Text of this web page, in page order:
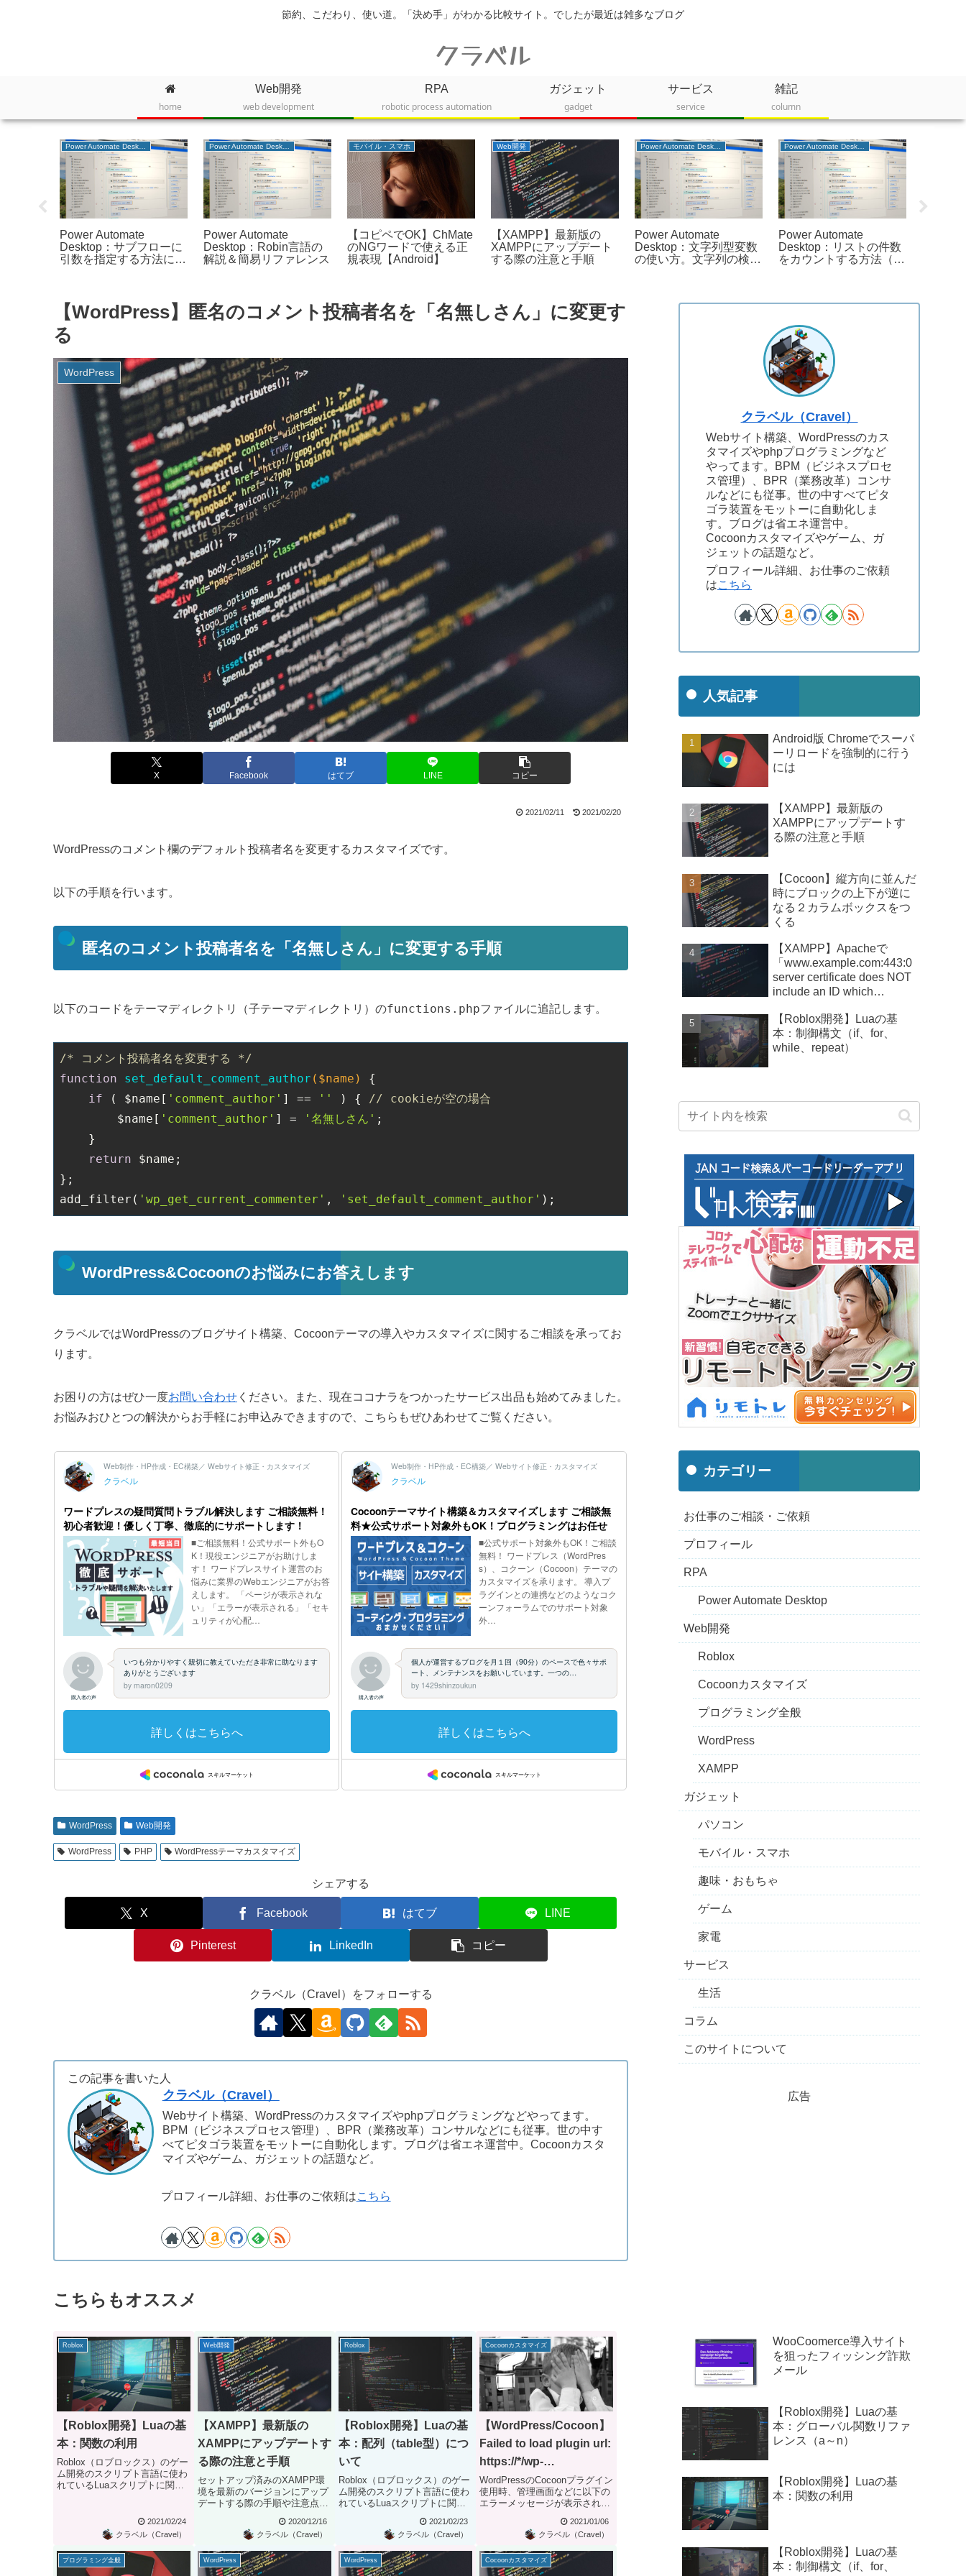
節約、こだわり、使い道。「決め手」がわかる比較サイト。でしたが最近は雑多なブログ
クラベル
home
Web開発
web development
RPA
robotic process automation
ガジェット
gadget
サービス
service
雑記
column
Power Automate Desktop
Power Automate
Desktop：サブフローに
引数を指定する方法につ
Power Automate Desktop
Power Automate
Desktop：Robin言語の
解説＆簡易リファレンス
モバイル・スマホ
【コピペでOK】ChMate
のNGワードで使える正
規表現【Android】
Web開発
【XAMPP】最新版の
XAMPPにアップデート
する際の注意と手順
Power Automate Desktop
Power Automate
Desktop：文字列型変数
の使い方。文字列の検
Power Automate Desktop
Power Automate
Desktop：リストの件数
をカウントする方法（プ
【WordPress】匿名のコメント投稿者名を「名無しさん」に変更す
る
WordPress
X Facebook はてブ LINE コピー
2021/02/11 2021/02/20
WordPressのコメント欄のデフォルト投稿者名を変更するカスタマイズです。
以下の手順を行います。
匿名のコメント投稿者名を「名無しさん」に変更する手順
以下のコードをテーマディレクトリ（子テーマディレクトリ）のfunctions.phpファイルに追記します。
/* コメント投稿者名を変更する */
function
set_default_comment_author ($name)
{
if ( $name[ 'comment_author' ] == '' ) {
// cookieが空の場合
        $name[
'comment_author' ] = '名無しさん' ;
    }
return $name;
};
add_filter( 'wp_get_current_commenter' , 'set_default_comment_author' );
WordPress&Cocoonのお悩みにお答えします
クラベルではWordPressのブログサイト構築、Cocoonテーマの導入やカスタマイズに関するご相談を承ってお
ります。
お困りの方はぜひ一度お問い合わせ ください。また、現在ココナラをつかったサービス出品も始めてみました。
お悩みおひとつの解決からお手軽にお申込みできますので、こちらもぜひあわせてご覧ください。
WordPress Web開発
WordPress PHP WordPressテーマカスタマイズ
シェアする
X Facebook はてブ LINE
Pinterest LinkedIn コピー
クラベル（Cravel）をフォローする
この記事を書いた人
クラベル（Cravel）
Webサイト構築、WordPressのカスタマイズやphpプログラミングなどやってます。
BPM（ビジネスプロセス管理）、BPR（業務改革）コンサルなどにも従事。世の中す
べてピタゴラ装置をモットーに自動化します。ブログは省エネ運営中。Cocoonカスタ
マイズやゲーム、ガジェットの話題など。
プロフィール詳細、お仕事のご依頼はこちら
こちらもオススメ
Roblox
【Roblox開発】Luaの基
本：関数の利用
Roblox（ロブロックス）のゲー
ム開発のスクリプト言語に使わ
れているLuaスクリプトに関す
2021/02/24
クラベル（Cravel）
Web開発
【XAMPP】最新版の
XAMPPにアップデートす
る際の注意と手順
セットアップ済みのXAMPP環
境を最新のバージョンにアップ
デートする際の手順や注意点に
2020/12/16
クラベル（Cravel）
Roblox
【Roblox開発】Luaの基
本：配列（table型）につ
いて
Roblox（ロブロックス）のゲー
ム開発のスクリプト言語に使わ
れているLuaスクリプトに関す
2021/02/23
クラベル（Cravel）
Cocoonカスタマイズ
【WordPress/Cocoon】
Failed to load plugin url:
https://*/wp-
content/themes/cocoon-
master/js/affiliate-tags.js
WordPressのCocoonプラグイン
使用時、管理画面などに以下の
エラーメッセージが表示される
2021/01/06
クラベル（Cravel）
プログラミング全般 WordPress WordPress Cocoonカスタマイズ
クラベル（Cravel）
Webサイト構築、WordPressのカス
タマイズやphpプログラミングなど
やってます。BPM（ビジネスプロセ
ス管理）、BPR（業務改革）コンサ
ルなどにも従事。世の中すべてピタ
ゴラ装置をモットーに自動化しま
す。ブログは省エネ運営中。
Cocoonカスタマイズやゲーム、ガ
ジェットの話題など。
プロフィール詳細、お仕事のご依頼
はこちら
人気記事
Android版 Chromeでスーパ
ーリロードを強制的に行う
には
【XAMPP】最新版の
XAMPPにアップデートす
る際の注意と手順
【Cocoon】縦方向に並んだ
時にブロックの上下が逆に
なる２カラムボックスをつ
くる
【XAMPP】Apacheで
「www.example.com:443:0
server certificate does NOT
include an ID which
エラー
【Roblox開発】Luaの基
本：制御構文（if、for、
while、repeat）
カテゴリー
お仕事のご相談・ご依頼
プロフィール
RPA
Power Automate Desktop
Web開発
Roblox
Cocoonカスタマイズ
プログラミング全般
WordPress
XAMPP
ガジェット
パソコン
モバイル・スマホ
趣味・おもちゃ
ゲーム
家電
サービス
生活
コラム
このサイトについて
広告
WooCoomerce導入サイト
を狙ったフィッシング詐欺
メール
【Roblox開発】Luaの基
本：グローバル関数リファ
レンス（a～n）
【Roblox開発】Luaの基
本：関数の利用
【Roblox開発】Luaの基
本：制御構文（if、for、